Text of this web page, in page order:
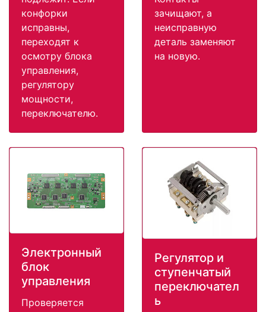
конфорки
исправны,
переходят к
осмотру блока
управления,
регулятору
мощности,
переключателю.
зачищают, а
неисправную
деталь заменяют
на новую.
Электронный
блок
управления
Проверяется
Регулятор и
ступенчатый
переключател
ь